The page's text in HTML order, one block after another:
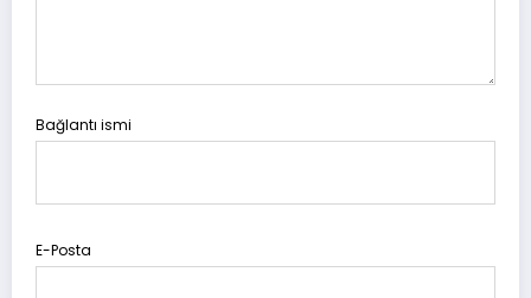
Bağlantı ismi
E-Posta